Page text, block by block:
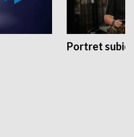
Portret